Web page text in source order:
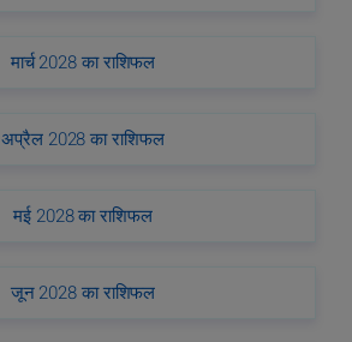
मार्च 2028 का राशिफल
अप्रैल 2028 का राशिफल
मई 2028 का राशिफल
जून 2028 का राशिफल